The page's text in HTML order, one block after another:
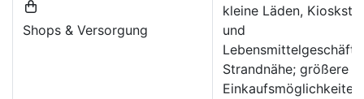
Shops & Versorgung
kleine Läden,
und
Strandnähe; größere
Einkaufsmöglichkeiten